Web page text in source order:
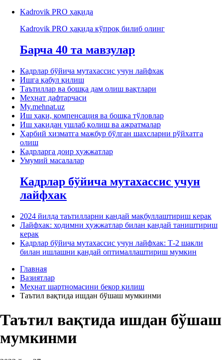
Kadrovik PRO ҳақида
Kadrovik PRO ҳақида кўпроқ билиб олинг
Барча 40 та мавзулар
Кадрлар бўйича мутахассис учун лайфхак
Ишга қабул қилиш
Таътиллар ва бошқа дам олиш вақтлари
Меҳнат дафтарчаси
My.mehnat.uz
Иш ҳақи, компенсация ва бошқа тўловлар
Иш ҳақидан ушлаб қолиш ва ажратмалар
Ҳарбий хизматга мажбур бўлган шахсларни рўйхатга
олиш
Кадрларга доир ҳужжатлар
Умумий масалалар
Кадрлар бўйича мутахассис учун
лайфхак
2024 йилда таътилларни қандай мақбуллаштириш керак
Лайфхак: ходимни ҳужжатлар билан қандай таништириш
керак
Кадрлар бўйича мутахассис учун лайфхак: Т-2 шакли
билан ишлашни қандай оптималлаштириш мумкин
Главная
Вазиятлар
Меҳнат шартномасини бекор қилиш
Таътил вақтида ишдан бўшаш мумкинми
Таътил вақтида ишдан бўшаш
мумкинми